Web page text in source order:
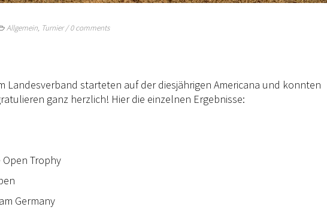
Allgemein, Turnier/0 comments
Landesverband starteten auf der diesjährigen Americana und konnten
ganz herzlich! Hier die einzelnen Ergebnisse:
Open Trophy
Germany